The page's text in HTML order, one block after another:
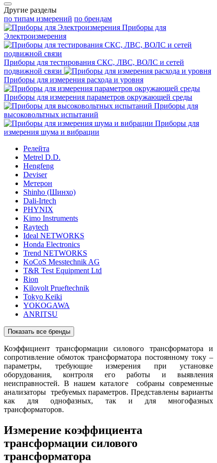
Другие разделы
по типам измерений по брендам
Приборы для
Электроизмерения
Приборы для тестирования СКС, ЛВС, ВОЛС и сетей
подвижной связи
Приборы для измерения расхода и уровня
Приборы для измерения параметров окружающей среды
Приборы для
высоковольтных испытаний
Приборы для
измерения шума и вибрации
Релейта
Metrel D.D.
Hengfeng
Deviser
Метерон
Shinho (Шинхо)
Dali-Irtech
PHYNIX
Kimo Instruments
Raytech
Ideal NETWORKS
Honda Electronics
Trend NETWORKS
KoCoS Messtechnik AG
T&R Test Equipment Ltd
Rion
Kilovolt Prueftechnik
Tokyo Keiki
YOKOGAWA
ANRITSU
Показать все бренды
Коэффициент трансформации силового трансформатора и
сопротивление обмоток трансформатора постоянному току –
параметры, требующие измерения при установке
оборудования, контроля его работы и выявления
неисправностей. В нашем каталоге собраны современные
анализаторы требуемых параметров. Представлены варианты
как для однофазных, так и для многофазных
трансформаторов.
Измерение коэффициента
трансформации силового
трансформатора